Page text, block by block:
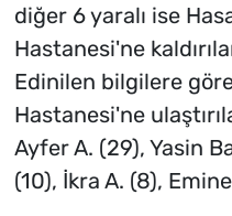
diğer 6 yaralı ise
Hastanesi'ne
Edinilen bilgilere
Hastanesi'ne
Ayfer A. (29), Yasin
(10), İkra A. (8),